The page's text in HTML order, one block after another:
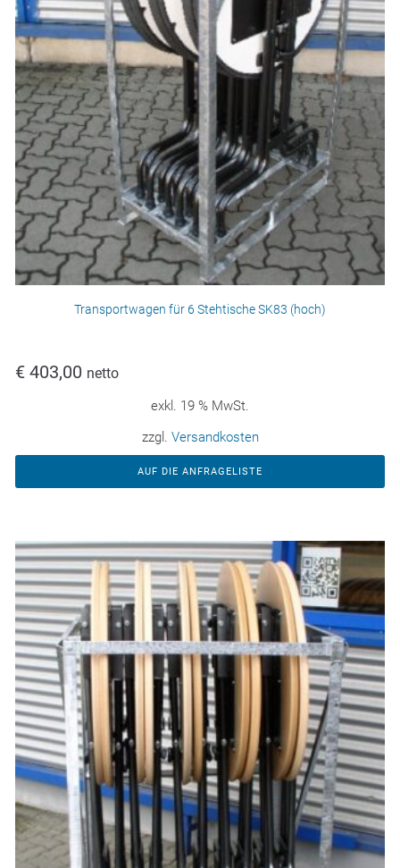
Transportwagen für 6 Stehtische SK83 (hoch)
€ 403,00 netto
exkl. 19 % MwSt.
zzgl. Versandkosten
AUF DIE ANFRAGELISTE